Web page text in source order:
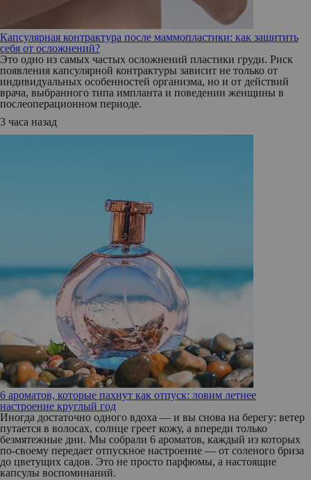
Капсулярная контрактура после маммопластики: как защитить
себя от осложнений?
Это одно из самых частых осложнений пластики груди. Риск
появления капсулярной контрактуры зависит не только от
индивидуальных особенностей организма, но и от действий
врача, выбранного типа импланта и поведении женщины в
послеоперационном периоде.
3 часа назад
6 ароматов, которые пахнут как отпуск: ловим летнее
настроение круглый год
Иногда достаточно одного вдоха — и вы снова на берегу: ветер
путается в волосах, солнце греет кожу, а впереди только
безмятежные дни. Мы собрали 6 ароматов, каждый из которых
по‑своему передает отпускное настроение — от соленого бриза
до цветущих садов. Это не просто парфюмы, а настоящие
капсулы воспоминаний.